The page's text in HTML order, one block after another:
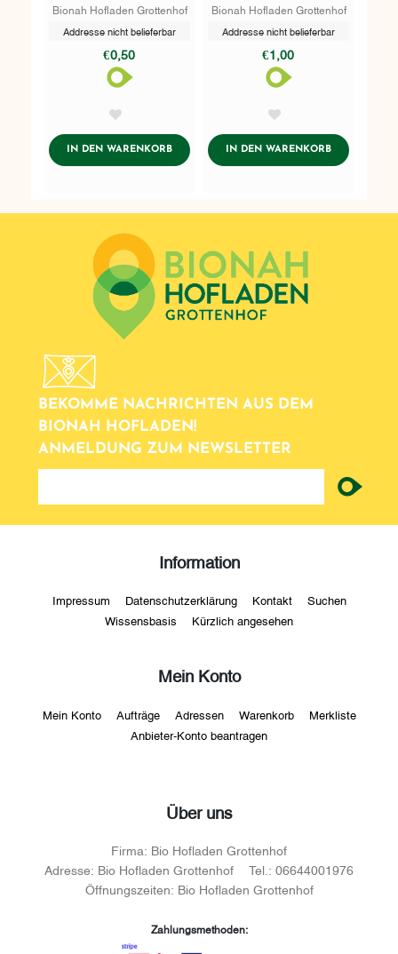
Bionah Hofladen Grottenhof
Addresse nicht belieferbar
€0,50
IN DEN WARENKORBADDTOCART
Bionah Hofladen Grottenhof
Addresse nicht belieferbar
€1,00
IN DEN WARENKORBADDTOCART
BEKOMME NACHRICHTEN AUS DEM
BIONAH HOFLADEN!
ANMELDUNG ZUM NEWSLETTER
newsletter
Information
Impressum Datenschutzerklärung Kontakt Suchen
Wissensbasis Kürzlich angesehen
Mein Konto
Mein Konto Aufträge Adressen Warenkorb Merkliste
Anbieter-Konto beantragen
Über uns
Firma: Bio Hofladen Grottenhof
Adresse: Bio Hofladen Grottenhof Tel.: 06644001976
Öffnungszeiten: Bio Hofladen Grottenhof
Zahlungsmethoden: